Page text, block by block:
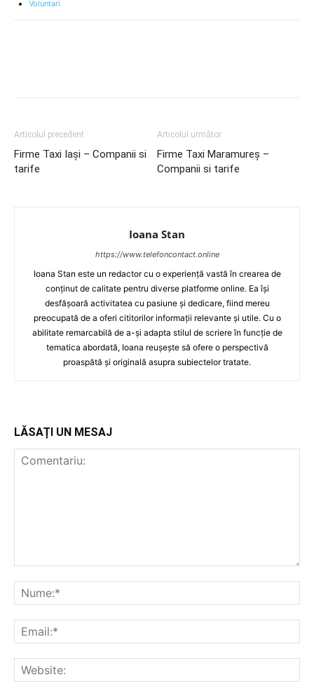
Voluntari
Articolul precedent
Firme Taxi Iași – Companii si
tarife
Articolul următor
Firme Taxi Maramureș –
Companii si tarife
Ioana Stan
https://www.telefoncontact.online
Ioana Stan este un redactor cu o experiență vastă în crearea de
conținut de calitate pentru diverse platforme online. Ea își
desfășoară activitatea cu pasiune și dedicare, fiind mereu
preocupată de a oferi cititorilor informații relevante și utile. Cu o
abilitate remarcabilă de a-și adapta stilul de scriere în funcție de
tematica abordată, Ioana reușește să ofere o perspectivă
proaspătă și originală asupra subiectelor tratate.
LĂSAȚI UN MESAJ